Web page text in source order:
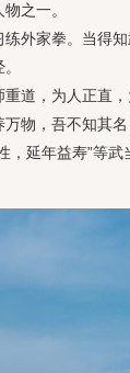
之一。
家拳。当得知
，为人正直，
物，吾不知其
，延年益寿”等